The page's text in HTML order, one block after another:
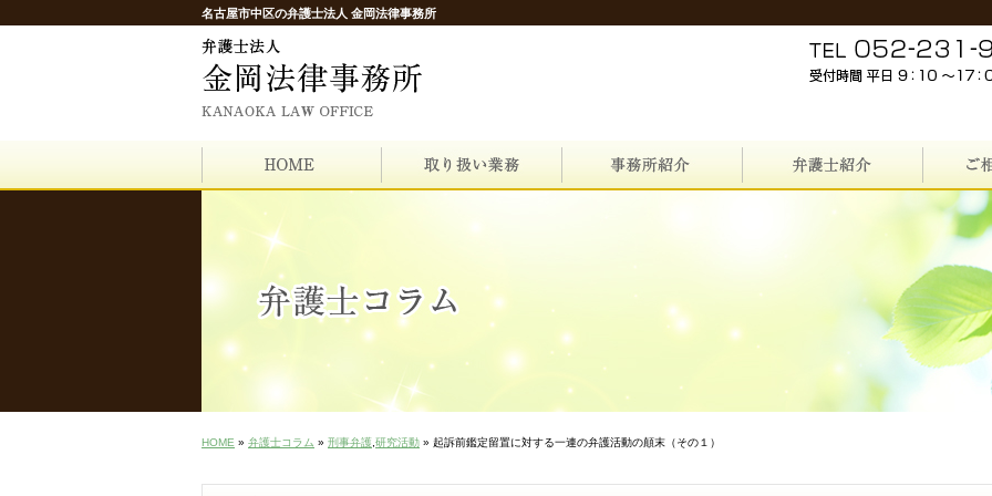
名古屋市中区の弁護士法人 金岡法律事務所
HOME » 弁護士コラム » 刑事弁護 研究活動 » 起訴前鑑定留置に対する一連の弁護活動の顛末（その１）